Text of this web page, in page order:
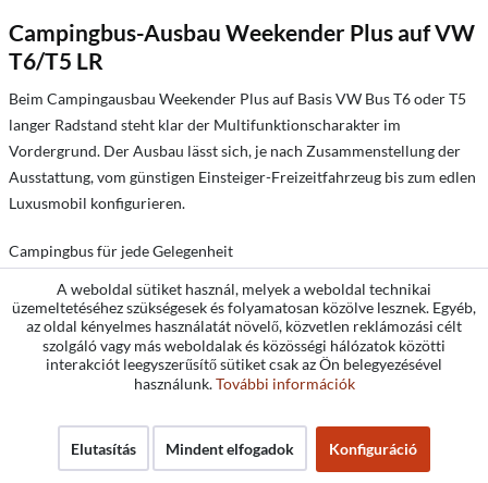
Campingbus-Ausbau Weekender Plus auf VW
T6/T5 LR
Beim Campingausbau Weekender Plus auf Basis VW Bus T6 oder T5
langer Radstand steht klar der Multifunktionscharakter im
Vordergrund. Der Ausbau lässt sich, je nach Zusammenstellung der
Ausstattung, vom günstigen Einsteiger-Freizeitfahrzeug bis zum edlen
Luxusmobil konfigurieren.
Campingbus für jede Gelegenheit
Extra große Schlaffläche von 205 x 136 cm
Alltagsauto mit viel Platz
A weboldal sütiket használ, melyek a weboldal technikai
üzemeltetéséhez szükségesek és folyamatosan közölve lesznek. Egyéb,
az oldal kényelmes használatát növelő, közvetlen reklámozási célt
szolgáló vagy más weboldalak és közösségi hálózatok közötti
interakciót leegyszerűsítő sütiket csak az Ön belegyezésével
használunk.További információk
Elutasítás Mindent elfogadok Konfiguráció